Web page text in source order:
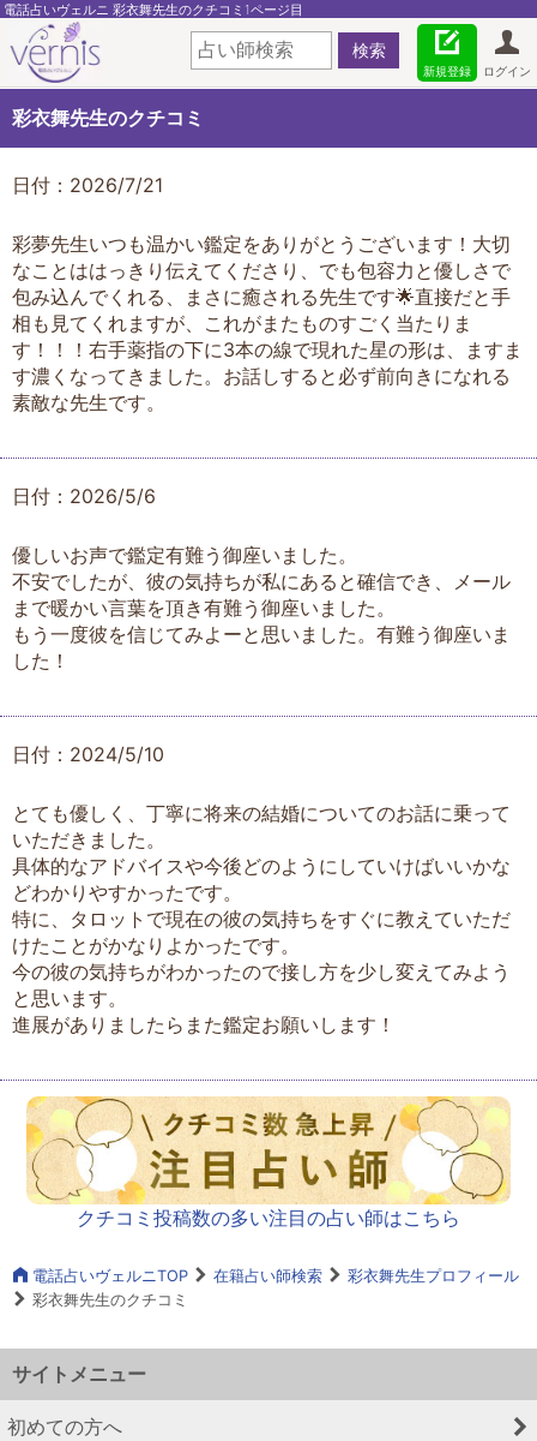
電話占いヴェルニ 彩衣舞先生のクチコミ1ページ目
ログイン
新規登録
彩衣舞先生のクチコミ
日付：2026/7/21
彩夢先生いつも温かい鑑定をありがとうございます！大切
なことははっきり伝えてくださり、でも包容力と優しさで
包み込んでくれる、まさに癒される先生です🌟直接だと手
相も見てくれますが、これがまたものすごく当たりま
す！！！右手薬指の下に3本の線で現れた星の形は、ますま
す濃くなってきました。お話しすると必ず前向きになれる
素敵な先生です。
日付：2026/5/6
優しいお声で鑑定有難う御座いました。
不安でしたが、彼の気持ちが私にあると確信でき、メール
まで暖かい言葉を頂き有難う御座いました。
もう一度彼を信じてみよーと思いました。有難う御座いま
した！
日付：2024/5/10
とても優しく、丁寧に将来の結婚についてのお話に乗って
いただきました。
具体的なアドバイスや今後どのようにしていけばいいかな
どわかりやすかったです。
特に、タロットで現在の彼の気持ちをすぐに教えていただ
けたことがかなりよかったです。
今の彼の気持ちがわかったので接し方を少し変えてみよう
と思います。
進展がありましたらまた鑑定お願いします！
クチコミ投稿数の多い注目の占い師はこちら
電話占いヴェルニTOP 在籍占い師検索
彩衣舞先生プロフィール
彩衣舞先生のクチコミ
サイトメニュー
初めての方へ